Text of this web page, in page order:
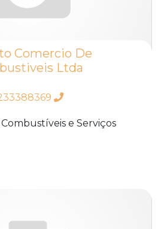
Comercio De
Ltda
e Serviços